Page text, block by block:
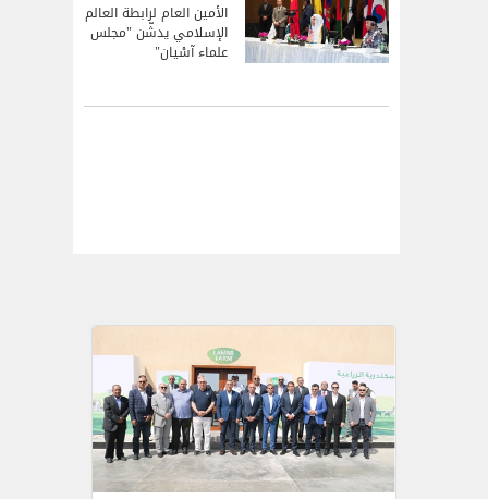
الأمين العام لرابطة العالم
الإسلامي يدشّن "مجلس
علماء آسْيان"